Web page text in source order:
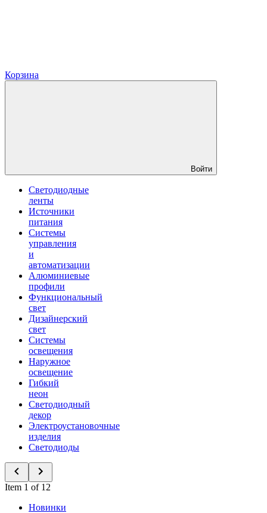
Корзина
Войти
Светодиодные
ленты
Источники
питания
Системы
управления
и
автоматизации
Алюминиевые
профили
Функциональный
свет
Дизайнерский
свет
Системы
освещения
Наружное
освещение
Гибкий
неон
Светодиодный
декор
Электроустановочные
изделия
Светодиоды
Item 1 of 12
Новинки